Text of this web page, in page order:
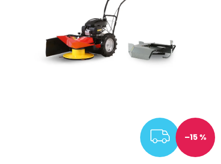
–15 %